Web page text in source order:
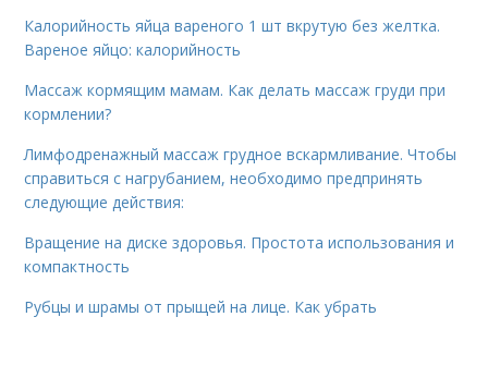
Калорийность яйца вареного 1 шт вкрутую без желтка.
Вареное яйцо: калорийность
Массаж кормящим мамам. Как делать массаж груди при
кормлении?
Лимфодренажный массаж грудное вскармливание. Чтобы
справиться с нагрубанием, необходимо предпринять
следующие действия:
Вращение на диске здоровья. Простота использования и
компактность
Рубцы и шрамы от прыщей на лице. Как убрать